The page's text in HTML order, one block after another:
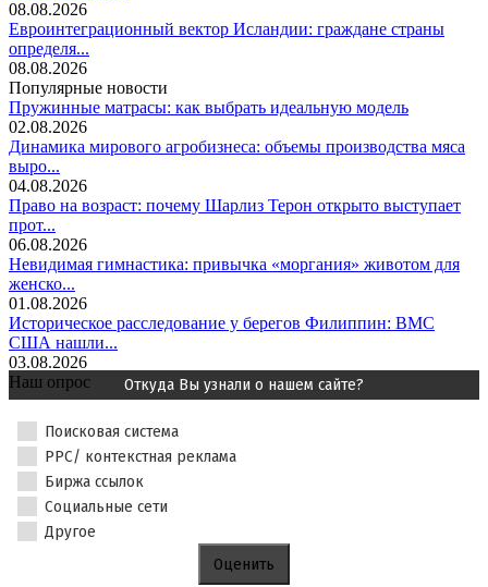
08.08.2026
Евроинтеграционный вектор Исландии: граждане страны
определя...
08.08.2026
Популярные новости
Пружинные матрасы: как выбрать идеальную модель
02.08.2026
Динамика мирового агробизнеса: объемы производства мяса
выро...
04.08.2026
Право на возраст: почему Шарлиз Терон открыто выступает
прот...
06.08.2026
Невидимая гимнастика: привычка «моргания» животом для
женско...
01.08.2026
Историческое расследование у берегов Филиппин: ВМС
США нашли...
03.08.2026
Наш опрос
Откуда Вы узнали о нашем сайте?
Поисковая система
PPC/ контекстная реклама
Биржа ссылок
Социальные сети
Другое